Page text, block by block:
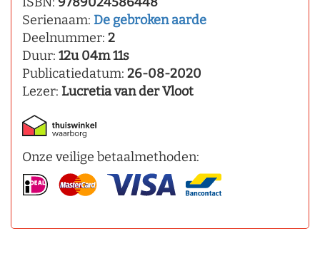
Serienaam: De gebroken aarde
Deelnummer: 2
Duur: 12u 04m 11s
Publicatiedatum: 26-08-2020
Lezer: Lucretia van der Vloot
Onze veilige betaalmethoden: